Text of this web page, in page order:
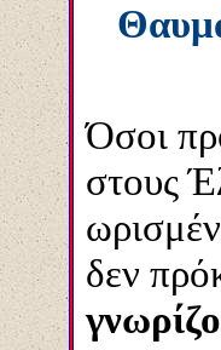
Όσοι
στους
δεν